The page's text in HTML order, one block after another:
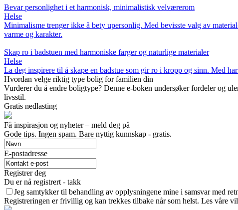
Bevar personlighet i et harmonisk, minimalistisk velværerom
Helse
Minimalisme trenger ikke å bety upersonlig. Med bevisste valg av
varme og karakter.
Skap ro i badstuen med harmoniske farger og naturlige materialer
Helse
La deg inspirere til å skape en badstue som gir ro i kropp og sinn. Med
Hvordan velge riktig type bolig for familien din
Vurderer du å endre boligtype? Denne e-boken undersøker fordeler og
livsstil.
Gratis nedlasting
Få inspirasjon og nyheter – meld deg på
Gode ​​tips. Ingen spam. Bare nyttig kunnskap - gratis.
E-postadresse
Registrer deg
Du er nå registrert - takk
Jeg samtykker til behandling av opplysningene mine i samsvar med
Registreringen er frivillig og kan trekkes tilbake når som helst. Les våre